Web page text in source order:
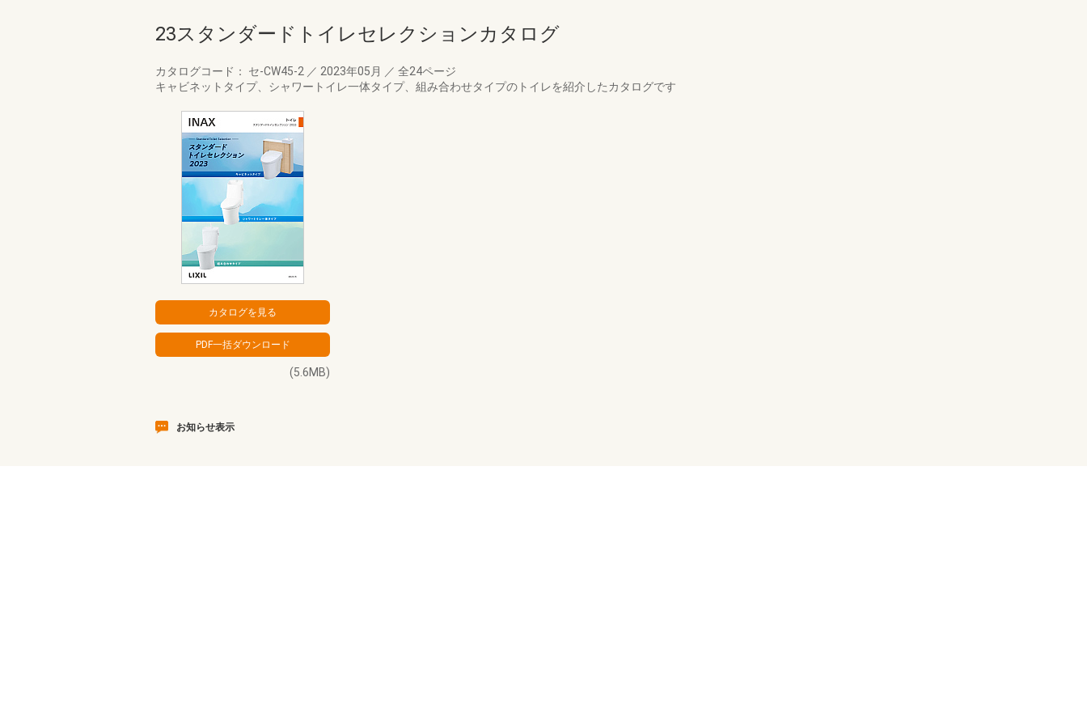
23スタンダードトイレセレクションカタログ
カタログコード： セ-CW45-2 ／ 2023年05月 ／ 全24ページ
キャビネットタイプ、シャワートイレ一体タイプ、組み合わせタイプのトイレを紹介したカタログです
(5.6MB)
お知らせ表示